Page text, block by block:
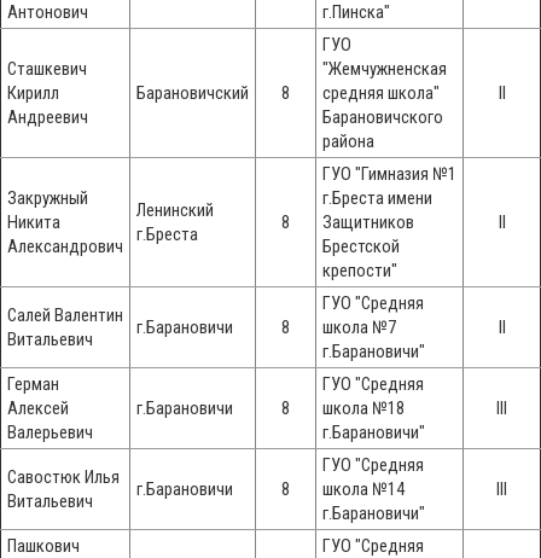
Антонович
г.Пинска"
Сташкевич
Кирилл
Андреевич
Барановичский 8
ГУО
"Жемчужненская
средняя школа"
Барановичского
района
II
Закружный
Никита
Александрович
Ленинский
г.Бреста
8
ГУО "Гимназия №1
г.Бреста имени
Защитников
Брестской
крепости"
II
Салей Валентин
Витальевич
г.Барановичи 8
ГУО "Средняя
школа №7
г.Барановичи"
II
Герман
Алексей
Валерьевич
г.Барановичи 8
ГУО "Средняя
школа №18
г.Барановичи"
III
Савостюк Илья
Витальевич
г.Барановичи 8
ГУО "Средняя
школа №14
г.Барановичи"
III
Пашкович
ГУО "Средняя